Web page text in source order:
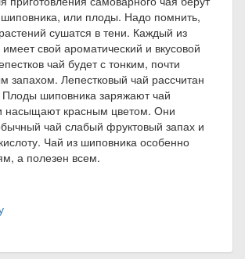
шиповника, или плоды. Надо помнить,
сушатся в тени. Каждый из
имеет свой ароматический и вкусовой
чай будет с тонким, почти
Лепестковый чай рассчитан
шиповника заряжают чай
насыщают красным цветом. Они
чай слабый фруктовый запах и
Чай из шиповника особенно
а полезен всем.